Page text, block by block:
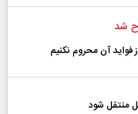
شد
فواید آن محروم نکنیم
منتقل شود